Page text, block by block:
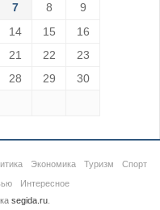
7 8
9
14 15
16
21 22
23
28 29
30
Экономика Туризм
Спорт
Интересное
segida.ru.